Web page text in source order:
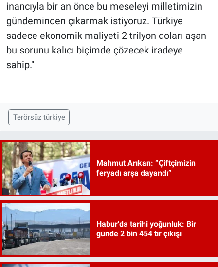
inancıyla bir an önce bu meseleyi milletimizin
gündeminden çıkarmak istiyoruz. Türkiye
sadece ekonomik maliyeti 2 trilyon doları aşan
bu sorunu kalıcı biçimde çözecek iradeye
sahip."
Terörsüz türkiye
Mahmut Arıkan: “Çiftçimizin
feryadı arşa dayandı”
Habur'da tarihi yoğunluk: Bir
günde 2 bin 454 tır çıkışı